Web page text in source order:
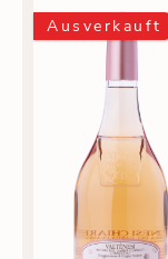
Ausverkauft